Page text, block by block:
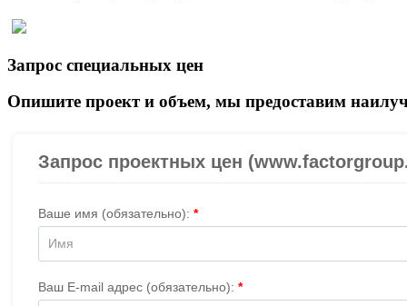
Запрос специальных цен
Опишите проект и объем, мы предоставим